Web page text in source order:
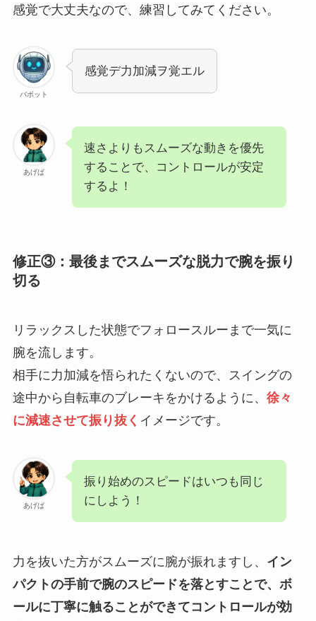
感覚で大丈夫なので、練習してみてください。
バボット
感覚デ力加減ヲ覚エル
あげば
速さよりもスムーズな動きを優先
することで、コントロールが安定
するよ！
修正③：最後までスムーズな脱力で腕を振り
切る
リラックスした状態でフォロースルーまで一気に
腕を流します。
相手に力加減を悟られたくないので、スイングの
途中から自転車のブレーキをかけるように、 徐々
に減速させて振り抜く イメージです。
あげば
振り始めのスピードはいつも同じ
にしよう！
力を抜いた方がスムーズに腕が振れますし、 イン
パクトの手前で腕のスピードを落とすことで、ボ
ールに丁寧に触ることができてコントロールが効